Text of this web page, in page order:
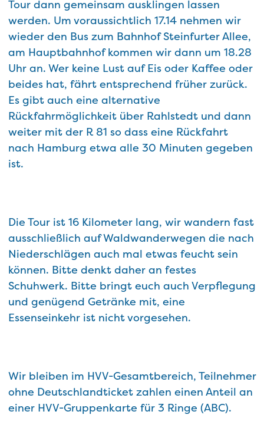
Tour dann gemeinsam ausklingen lassen
werden. Um voraussichtlich 17.14 nehmen wir
wieder den Bus zum Bahnhof Steinfurter Allee,
am Hauptbahnhof kommen wir dann um 18.28
Uhr an. Wer keine Lust auf Eis oder Kaffee oder
beides hat, fährt entsprechend früher zurück.
Es gibt auch eine alternative
Rückfahrmöglichkeit über Rahlstedt und dann
weiter mit der R 81 so dass eine Rückfahrt
nach Hamburg etwa alle 30 Minuten gegeben
ist.
Die Tour ist 16 Kilometer lang, wir wandern fast
ausschließlich auf Waldwanderwegen die nach
Niederschlägen auch mal etwas feucht sein
können. Bitte denkt daher an festes
Schuhwerk. Bitte bringt euch auch Verpflegung
und genügend Getränke mit, eine
Essenseinkehr ist nicht vorgesehen.
Wir bleiben im HVV-Gesamtbereich, Teilnehmer
ohne Deutschlandticket zahlen einen Anteil an
einer HVV-Gruppenkarte für 3 Ringe (ABC).